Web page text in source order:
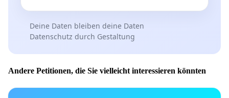
Deine Daten bleiben deine Daten
Datenschutz durch Gestaltung
Andere Petitionen, die Sie vielleicht interessieren könnten